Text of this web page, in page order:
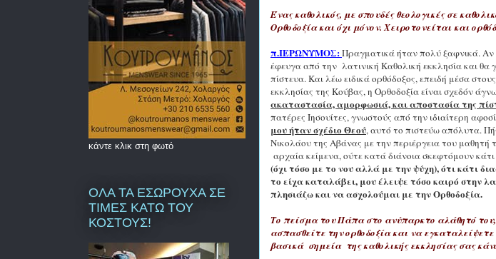
Ένας καθολικός, με σπουδές θεολογικές σε
Ορθοδοξία και όχι μόνον. Χειροτονείται και
π.ΙEΡΩΝΥΜΟΣ:Πραγματικά ήταν πολύ ξαφνικά. Αν
έφευγα από την λατινική Καθολική εκκλησία και θα
πίστευα. Και λέω ειδικά ορθόδοξος, επειδή μέσα
εκκλησίας της Κούβας, η Ορθοδοξία είναι σχεδόν
ακαταστασία, αμορφωσιά, και αποστασία της
πατέρες Ιησουίτες, γνωστούς από την ιδιαίτερη
μου ήταν σχέδιο Θεού, αυτό το πιστεύω απόλυτα.
Νικολάου της Αβάνας με την περιέργεια του
αρχαία κείμενα, ούτε κατά διάνοια σκεφτόμουν
(όχι τόσο με το νου αλλά με την ψύχη), ότι κάτι
το είχα καταλάβει, μου έλειψε τόσο καιρό στην
πλησιάζω και να ασχολούμαι με την Ορθοδοξία.
Το πείσμα του Πάπα στο ανύπαρκτο αλάθητό
ασπασθείτε την ορθοδοξία και να
βασικά σημεία της καθολικής εκκλησίας σας
κάντε κλικ στη φωτό
ΟΛΑ ΤΑ ΕΣΩΡΟΥΧΑ ΣΕ
ΤΙΜΕΣ ΚΑΤΩ ΤΟΥ
ΚΟΣΤΟΥΣ!